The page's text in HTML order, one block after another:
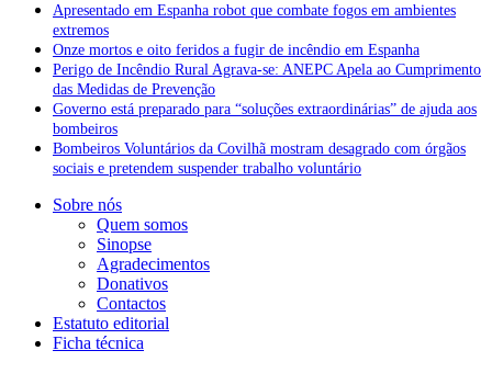
Apresentado em Espanha robot que combate fogos em ambientes
extremos
Onze mortos e oito feridos a fugir de incêndio em Espanha
Perigo de Incêndio Rural Agrava-se: ANEPC Apela ao Cumprimento
das Medidas de Prevenção
Governo está preparado para “soluções extraordinárias” de ajuda aos
bombeiros
Bombeiros Voluntários da Covilhã mostram desagrado com órgãos
sociais e pretendem suspender trabalho voluntário
Sobre nós
Quem somos
Sinopse
Agradecimentos
Donativos
Contactos
Estatuto editorial
Ficha técnica